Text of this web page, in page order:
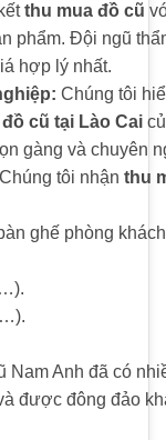
thu mua đồ cũ
phẩm. Đội ngũ
hợp lý nhất.
Chúng tôi
cũ tại Lào Cai
gàng và chuyên
Chúng tôi nhận thu
ghế phòng
Nam Anh đã có
được đông đảo